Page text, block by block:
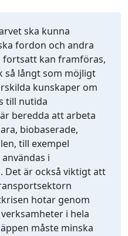
ska kunna
fordon och andra
kan framföras,
så långt som möjligt
kunskaper om
till nutida
beredda att arbeta
biobaserade,
till exempel
i
är också viktigt att
hotar genom
i hela
måste minska